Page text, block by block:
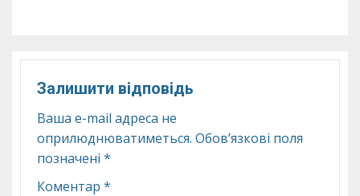
Залишити відповідь
Ваша e-mail адреса не
оприлюднюватиметься. Обов’язкові поля
позначені *
Коментар *